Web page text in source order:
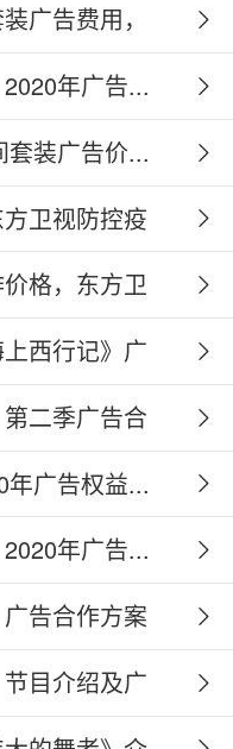
广告费用，
年广告...
套装广告价...
卫视防控疫
格，东方卫
西行记》广
二季广告合
年广告权益...
年广告...
告合作方案
目介绍及广